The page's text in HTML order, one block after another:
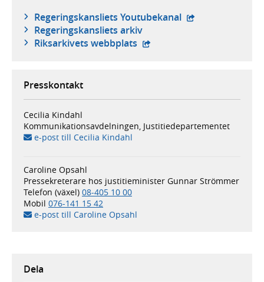
Regeringskansliets Youtubekanal - extern
Regeringskansliets arkiv
Riksarkivets webbplats - extern webbplats,
Presskontakt
Cecilia Kindahl
Kommunikationsavdelningen, Justitiedepartementet
e-post till Cecilia Kindahl
Caroline Opsahl
Pressekreterare hos justitieminister Gunnar Strömmer
Telefon (växel) 08-405 10 00
Mobil 076-141 15 42
e-post till Caroline Opsahl
Dela